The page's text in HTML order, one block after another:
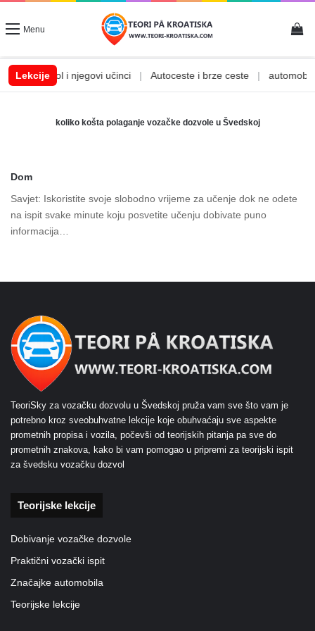
Menu
Lekcije
Alkohol i njegovi učinci Autoceste i brze ceste
koliko košta polaganje vozačke dozvole u Švedskoj
Dom
Savjet: Iskoristite svoje slobodno vrijeme za učenje dok ne odete
na ispit svake minute koju posvetite učenju dobivate puno
informacija…
TeoriSky za vozačku dozvolu u Švedskoj pruža vam sve što vam je
potrebno kroz sveobuhvatne lekcije koje obuhvaćaju sve aspekte
prometnih propisa i vozila, počevši od teorijskih pitanja pa sve do
prometnih znakova, kako bi vam pomogao u pripremi za teorijski ispit
za švedsku vozačku dozvol
Teorijske lekcije
Dobivanje vozačke dozvole
Praktični vozački ispit
Značajke automobila
Teorijske lekcije